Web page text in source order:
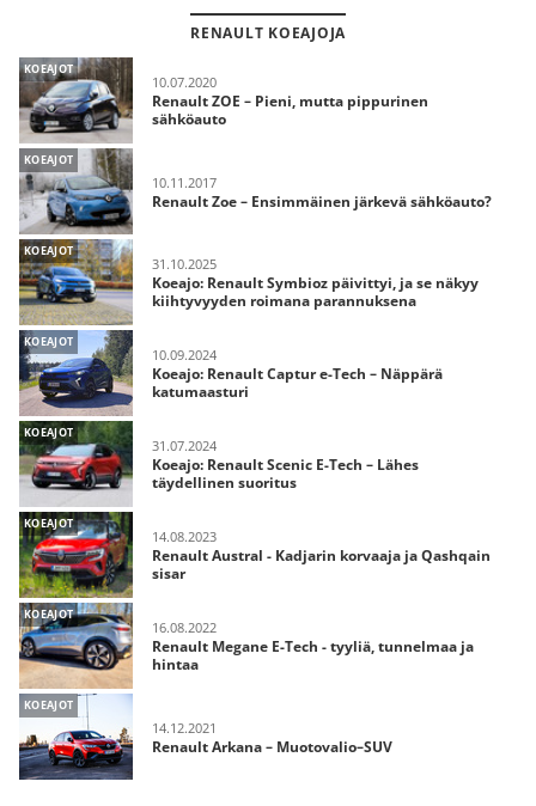
RENAULT KOEAJOJA
KOEAJOT
10.07.2020
Renault ZOE – Pieni, mutta pippurinen
sähköauto
KOEAJOT
10.11.2017
Renault Zoe – Ensimmäinen järkevä sähköauto?
KOEAJOT
31.10.2025
Koeajo: Renault Symbioz päivittyi, ja se näkyy
kiihtyvyyden roimana parannuksena
KOEAJOT
10.09.2024
Koeajo: Renault Captur e-Tech – Näppärä
katumaasturi
KOEAJOT
31.07.2024
Koeajo: Renault Scenic E-Tech – Lähes
täydellinen suoritus
KOEAJOT
14.08.2023
Renault Austral - Kadjarin korvaaja ja Qashqain
sisar
KOEAJOT
16.08.2022
Renault Megane E-Tech - tyyliä, tunnelmaa ja
hintaa
KOEAJOT
14.12.2021
Renault Arkana – Muotovalio–SUV